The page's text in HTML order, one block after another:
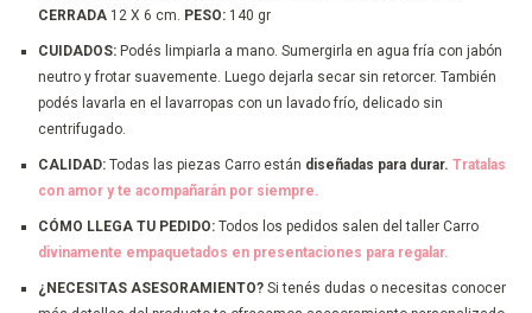
CERRADA 12 X 6 cm. PESO: 140 gr
CUIDADOS: Podés limpiarla a mano. Sumergirla en agua fría con jabón
neutro y frotar suavemente. Luego dejarla secar sin retorcer. También
podés lavarla en el lavarropas con un lavado frío, delicado sin
centrifugado.
CALIDAD: Todas las piezas Carro están diseñadas para durar. Tratalas
con amor y te acompañarán por siempre.
CÓMO LLEGA TU PEDIDO: Todos los pedidos salen del taller Carro
divinamente empaquetados en presentaciones para regalar.
¿NECESITAS ASESORAMIENTO? Si tenés dudas o necesitas conocer